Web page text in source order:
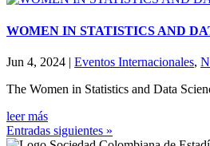
WOMEN IN STATISTICS AND
Jun 4, 2024 | Eventos Internacionales,
The Women in Statistics and Data
leer más
Entradas siguientes »